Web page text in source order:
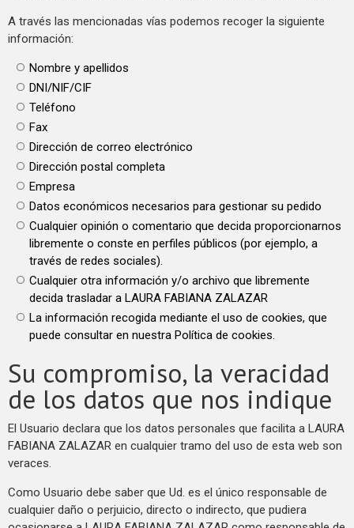
A través las mencionadas vías podemos recoger la siguiente
información:
Nombre y apellidos
DNI/NIF/CIF
Teléfono
Fax
Dirección de correo electrónico
Dirección postal completa
Empresa
Datos económicos necesarios para gestionar su pedido
Cualquier opinión o comentario que decida proporcionarnos
libremente o conste en perfiles públicos (por ejemplo, a
través de redes sociales).
Cualquier otra información y/o archivo que libremente
decida trasladar a LAURA FABIANA ZALAZAR
La información recogida mediante el uso de cookies, que
puede consultar en nuestra Política de cookies.
Su compromiso, la veracidad
de los datos que nos indique
El Usuario declara que los datos personales que facilita a LAURA
FABIANA ZALAZAR en cualquier tramo del uso de esta web son
veraces.
Como Usuario debe saber que Ud. es el único responsable de
cualquier daño o perjuicio, directo o indirecto, que pudiera